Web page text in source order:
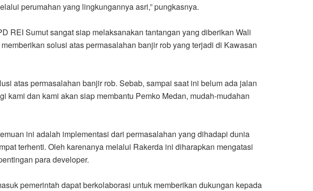
perumahan yang lingkungannya asri,” pungkasnya.
REI Sumut sangat siap melaksanakan tantangan yang diberikan Wali
solusi atas permasalahan banjir rob yang terjadi di Kawasan
atas permasalahan banjir rob. Sebab, sampai saat ini belum ada jalan
kami dan kami akan siap membantu Pemko Medan, mudah-mudahan
ini adalah implementasi dari permasalahan yang dihadapi dunia
terhenti. Oleh karenanya melalui Rakerda ini diharapkan mengatasi
para developer.
pemerintah dapat berkolaborasi untuk memberikan dukungan kepada